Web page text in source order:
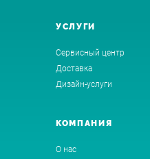
УСЛУГИ
Сервисный центр
Доставка
Дизайн-услуги
КОМПАНИЯ
О нас